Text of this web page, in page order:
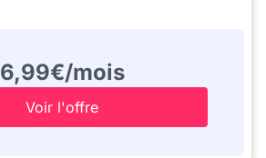
6,99€/mois
Voir l'offre